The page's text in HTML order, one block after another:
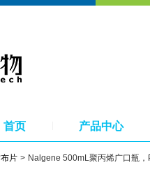
首页 产品中心
片 Nalgene 500mL聚丙烯广口瓶